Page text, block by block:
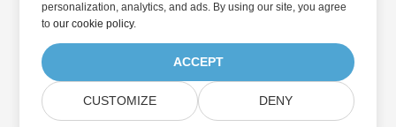
personalization, analytics, and ads. By using our site, you agree
toour cookie policy.
ACCEPT
CUSTOMIZE DENY